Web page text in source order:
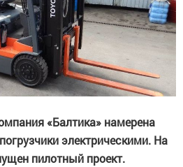
«Балтика» намерена
электрическими. На
пилотный проект.